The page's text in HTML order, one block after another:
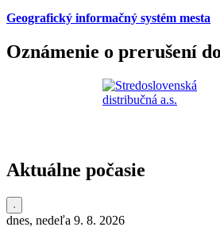
Geografický informačný systém mesta
Oznámenie o prerušení
Aktuálne počasie
dnes, nedeľa 9. 8. 2026